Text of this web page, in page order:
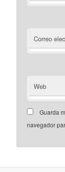
Correo
Web
Guarda
navegador